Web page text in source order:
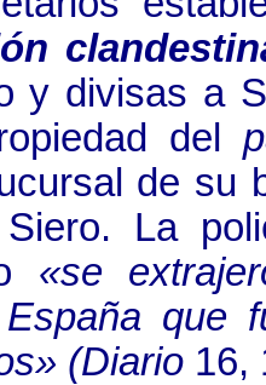
y divisas a
del
de su
La
«se
que
(Diario 16,